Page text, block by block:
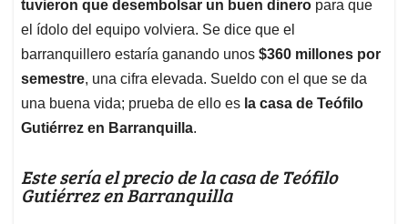
tuvieron que desembolsar un buen dinero para que
el ídolo del equipo volviera. Se dice que el
barranquillero estaría ganando unos $360 millones por
semestre, una cifra elevada. Sueldo con el que se da
una buena vida; prueba de ello es la casa de Teófilo
Gutiérrez en Barranquilla.
Este sería el precio de la casa de Teófilo
Gutiérrez en Barranquilla